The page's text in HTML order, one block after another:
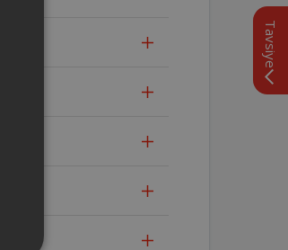
Tavsiye